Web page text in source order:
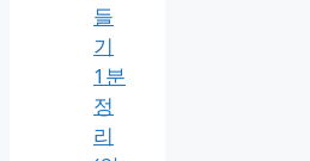
들
기
1분
정
리